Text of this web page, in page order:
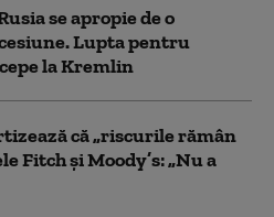
se apropie de o
Lupta pentru
la Kremlin
că „riscurile rămân
Fitch și Moody’s: „Nu a